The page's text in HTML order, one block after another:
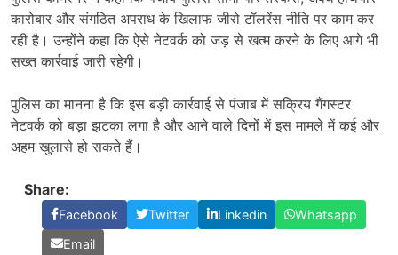
कारोबार और संगठित अपराध के खिलाफ जीरो टॉलरेंस नीति पर काम कर
रही है। उन्होंने कहा कि ऐसे नेटवर्क को जड़ से खत्म करने के लिए आगे भी
सख्त कार्रवाई जारी रहेगी।
पुलिस का मानना है कि इस बड़ी कार्रवाई से पंजाब में सक्रिय गैंगस्टर
नेटवर्क को बड़ा झटका लगा है और आने वाले दिनों में इस मामले में कई और
अहम खुलासे हो सकते हैं।
Share:
Facebook Twitter Linkedin
Whatsapp
Email